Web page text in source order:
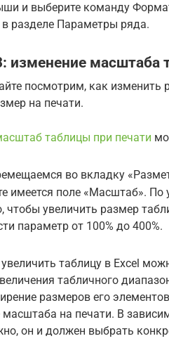
и выберите команду
разделе Параметры ряда.
изменение масштаба
посмотрим, как изменить
на печати.
таблицы при печати
во вкладку
имеется поле «Масштаб».
чтобы увеличить размер
параметр от 100% до 400%.
таблицу в Excel
табличного
размеров его
масштаба на печати. В
он и должен выбрать